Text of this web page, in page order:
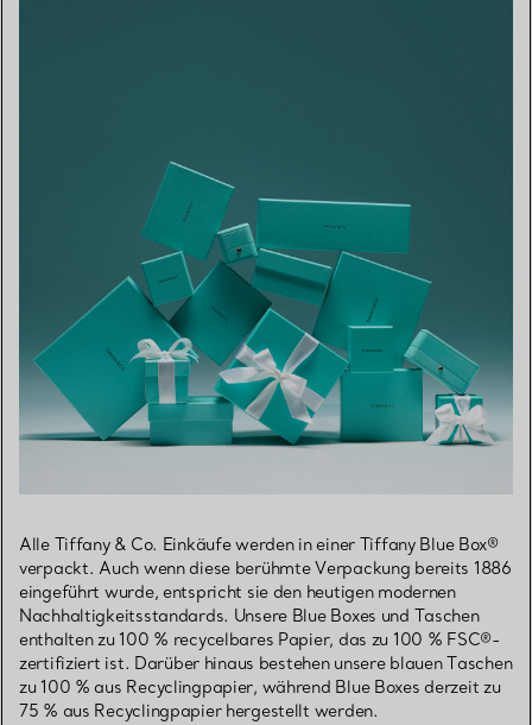
Alle Tiffany & Co. Einkäufe werden in einer Tiffany Blue Box®
verpackt. Auch wenn diese berühmte Verpackung bereits 1886
eingeführt wurde, entspricht sie den heutigen modernen
Nachhaltigkeitsstandards. Unsere Blue Boxes und Taschen
enthalten zu 100 % recycelbares Papier, das zu 100 % FSC®-
zertifiziert ist. Darüber hinaus bestehen unsere blauen Taschen
zu 100 % aus Recyclingpapier, während Blue Boxes derzeit zu
75 % aus Recyclingpapier hergestellt werden.